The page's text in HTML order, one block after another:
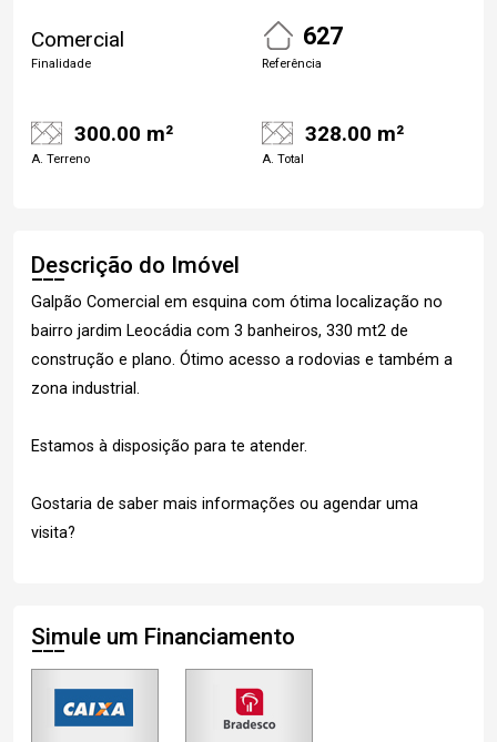
Comercial
Finalidade
627
Referência
300.00 m²
A. Terreno
328.00 m²
A. Total
Descrição do Imóvel
Galpão Comercial em esquina com ótima localização no
bairro jardim Leocádia com 3 banheiros, 330 mt2 de
construção e plano. Ótimo acesso a rodovias e também a
zona industrial.
Estamos à disposição para te atender.
Gostaria de saber mais informações ou agendar uma
visita?
Simule um Financiamento